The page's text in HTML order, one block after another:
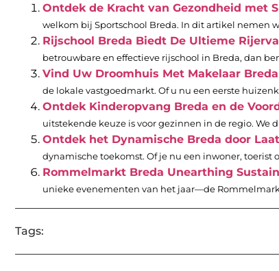
Ontdek de Kracht van Gezondheid met
welkom bij Sportschool Breda. In dit artikel nemen
Rijschool Breda Biedt De Ultieme
betrouwbare en effectieve rijschool in Breda, dan
Vind Uw Droomhuis Met Makelaar Breda
de lokale vastgoedmarkt. Of u nu een eerste
Ontdek Kinderopvang Breda en de
uitstekende keuze is voor gezinnen in de regio. We
Ontdek het Dynamische Breda door
dynamische toekomst. Of je nu een inwoner, toerist
Rommelmarkt Breda Unearthing
unieke evenementen van het jaar—de
Tags: